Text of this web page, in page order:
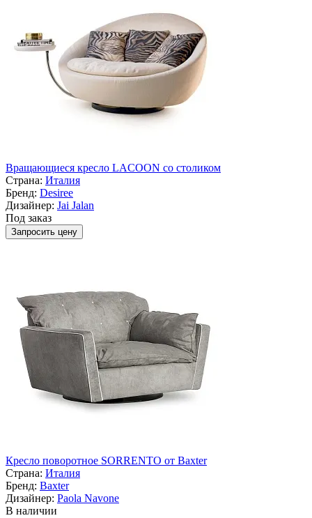
Вращающиеся кресло LACOON со столиком
Страна: Италия
Бренд: Desiree
Дизайнер: Jai Jalan
Под заказ
Запросить цену
Кресло поворотное SORRENTO от Baxter
Страна: Италия
Бренд: Baxter
Дизайнер: Paola Navone
В наличии